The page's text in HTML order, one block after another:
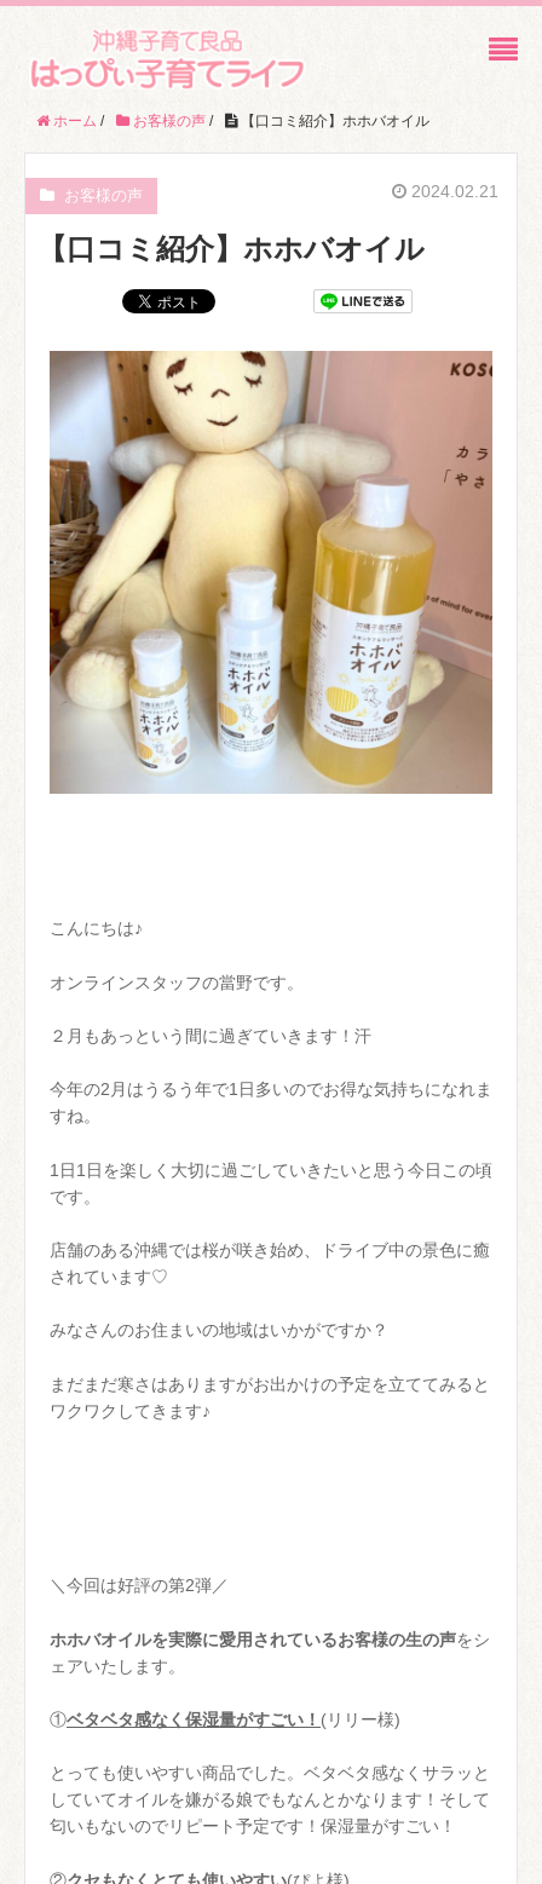
ホーム / お客様の声 / 【口コミ紹介】ホホバオイル
お客様の声 2024.02.21
【口コミ紹介】ホホバオイル
こんにちは♪
オンラインスタッフの當野です。
２月もあっという間に過ぎていきます！汗
今年の2月はうるう年で1日多いのでお得な気持ちになれま
すね。
1日1日を楽しく大切に過ごしていきたいと思う今日この頃
です。
店舗のある沖縄では桜が咲き始め、ドライブ中の景色に癒
されています♡
みなさんのお住まいの地域はいかがですか？
まだまだ寒さはありますがお出かけの予定を立ててみると
ワクワクしてきます♪
＼今回は好評の第2弾／
ホホバオイルを実際に愛用されているお客様の生の声をシ
ェアいたします。
①ベタベタ感なく保湿量がすごい！ (リリー様)
とっても使いやすい商品でした。ベタベタ感なくサラッと
していてオイルを嫌がる娘でもなんとかなります！そして
匂いもないのでリピート予定です！保湿量がすごい！